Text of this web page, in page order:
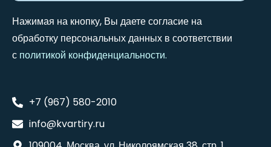
Нажимая на кнопку, Вы даете согласие на
обработку персональных данных в соответствии
с политикой конфиденциальности.
+7 (967) 580-2010
info@kvartiry.ru